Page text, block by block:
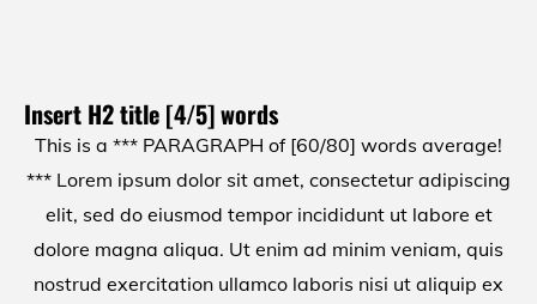
Insert H2 title [4/5] words
This is a *** PARAGRAPH of [60/80] words average!
*** Lorem ipsum dolor sit amet, consectetur adipiscing
elit, sed do eiusmod tempor incididunt ut labore et
dolore magna aliqua. Ut enim ad minim veniam, quis
nostrud exercitation ullamco laboris nisi ut aliquip ex